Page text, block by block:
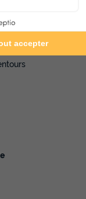
Au